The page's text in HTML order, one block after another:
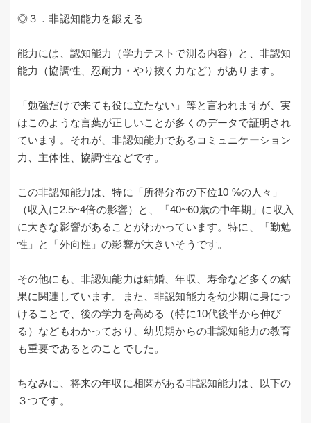
◎３．非認知能力を鍛える
能力には、認知能力（学力テストで測る内容）と、非認知
能力（協調性、忍耐力・やり抜く力など）があります。
「勉強だけで来ても役に立たない」等と言われますが、実
はこのような言葉が正しいことが多くのデータで証明され
ています。それが、非認知能力であるコミュニケーション
力、主体性、協調性などです。
この非認知能力は、特に「所得分布の下位10 %の人々」
（収入に2.5~4倍の影響）と、「40~60歳の中年期」に収入
に大きな影響があることがわかっています。特に、「勤勉
性」と「外向性」の影響が大きいそうです。
その他にも、非認知能力は結婚、年収、寿命など多くの結
果に関連しています。また、非認知能力を幼少期に身につ
けることで、後の学力を高める（特に10代後半から伸び
る）などもわかっており、幼児期からの非認知能力の教育
も重要であるとのことでした。
ちなみに、将来の年収に相関がある非認知能力は、以下の
３つです。